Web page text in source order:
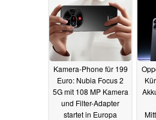
Kamera-Phone für 199
Euro: Nubia Focus 2
5G mit 108 MP Kamera
und Filter-Adapter
startet in Europa